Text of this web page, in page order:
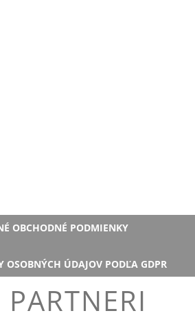
OBCHODNÉ PODMIENKY
OSOBNÝCH ÚDAJOV PODĽA GDPR